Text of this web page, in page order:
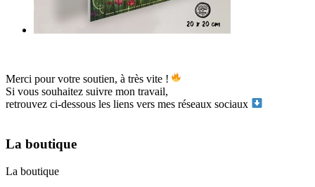
Merci pour votre soutien, à très vite !
Si vous souhaitez suivre mon travail,
retrouvez ci-dessous les liens vers mes réseaux sociaux
La boutique
La boutique